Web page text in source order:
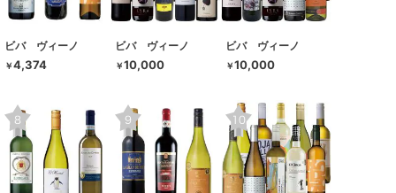
ビバ ヴィーノ
￥4,374
ビバ ヴィーノ
￥10,000
ビバ ヴィーノ
￥10,000